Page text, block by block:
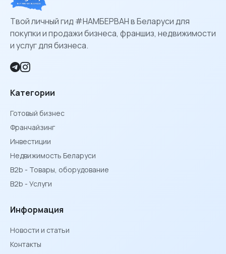
Твой личный гид #НАМБЕРВАН в Беларуси для
покупки и продажи бизнеса, франшиз, недвижимости
и услуг для бизнеса.
Категории
Готовый бизнес
Франчайзинг
Инвестиции
Недвижимость Беларуси
B2b - Товары, оборудование
B2b - Услуги
Информация
Новости и статьи
Контакты